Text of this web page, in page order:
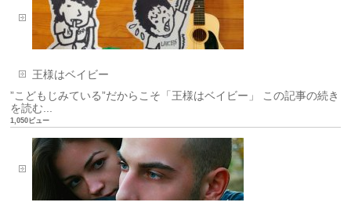
王様はベイビー
”こどもじみている”だからこそ「王様はベイビー」 この記事の続き
を読む...
1,050ビュー